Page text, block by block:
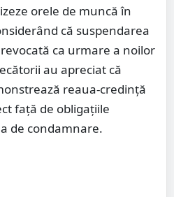
orele de muncă în
că suspendarea
ca urmare a noilor
au apreciat că
reaua-credință
față de obligațiile
de condamnare.